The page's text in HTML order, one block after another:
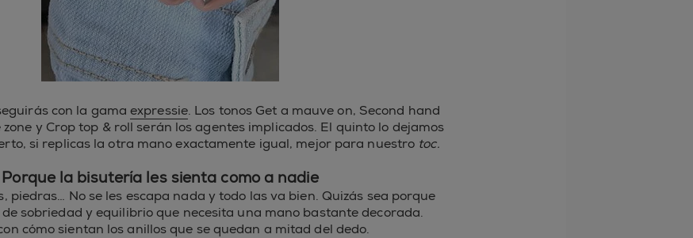
con la gamaexpressie. Los tonos Get a mauve on, Second hand
y Crop top & roll serán los agentes implicados. El quinto lo dejamos
si replicas la otra mano exactamente igual, mejor para nuestro toc.
Porque la bisutería les sienta como a nadie
piedras… No se les escapa nada y todo las va bien. Quizás sea porque
sobriedad y equilibrio que necesita una mano bastante decorada.
cómo sientan los anillos que se quedan a mitad del dedo.